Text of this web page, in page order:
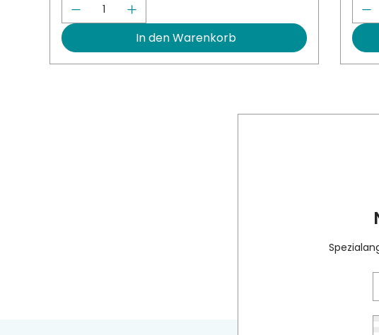
oder zu reduzieren.
Schaltflächen um die Anzahl zu erhöhen
Wert ein oder benutze die
Produkt Anzahl: Gib den
In den Warenkorb